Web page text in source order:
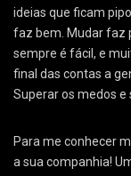
ideias que ficam
faz bem. Mudar faz
sempre é fácil, e
final das contas a
Superar os medos e
Para me conhecer
a sua companhia!